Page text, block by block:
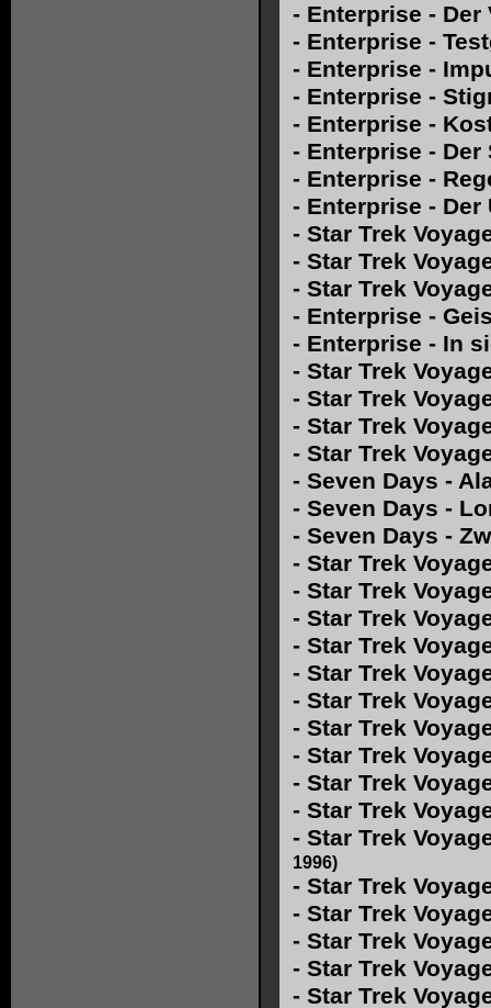
- Enterprise -
- Enterprise -
- Enterprise -
- Enterprise -
- Enterprise -
- Enterprise -
- Enterprise -
- Enterprise -
- Star Trek
- Star Trek
- Star Trek
- Enterprise -
- Enterprise - In
- Star Trek
- Star Trek
- Star Trek
- Star Trek
- Seven Days -
- Seven Days -
- Seven Days -
- Star Trek
- Star Trek
- Star Trek
- Star Trek
- Star Trek
- Star Trek
- Star Trek
- Star Trek
- Star Trek
- Star Trek
- Star Trek
1996)
- Star Trek
- Star Trek
- Star Trek
- Star Trek
- Star Trek